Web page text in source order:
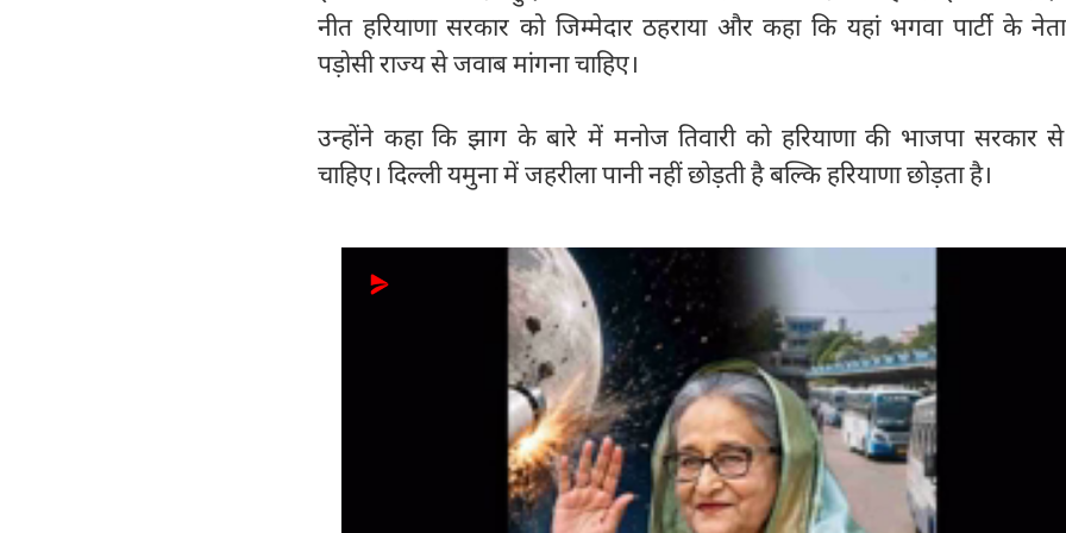
नीत हरियाणा सरकार को जिम्मेदार ठहराया और कहा कि यहां भगवा पार्टी के
पड़ोसी राज्य से जवाब मांगना चाहिए।
उन्होंने कहा कि झाग के बारे में मनोज तिवारी को हरियाणा की भाजपा सरकार
चाहिए। दिल्ली यमुना में जहरीला पानी नहीं छोड़ती है बल्कि हरियाणा छोड़ता है।